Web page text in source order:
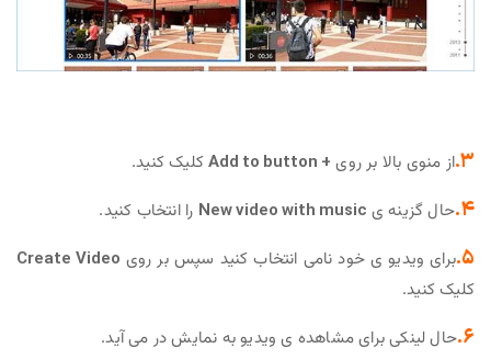
۳. از منوی بالا بر روی + Add to button کلیک کنید.
۴. حال گزینه ی New video with music را انتخاب کنید.
۵. برای ویدیو ی خود نامی انتخاب کنید سپس بر روی Create Video
کلیک کنید.
۶. حال لینکی برای مشاهده ی ویدیو به نمایش در می آید.